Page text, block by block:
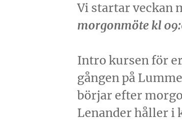
Vi startar veckan
morgonmöte kl
Intro kursen för
gången på
börjar efter
Lenander håller i